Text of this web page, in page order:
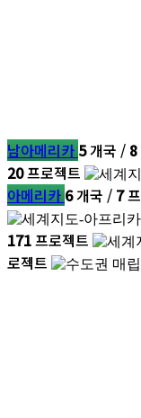
남아메리카 5개국 / 8
20프로젝트
아메리카 6개국 / 7
171프로젝트
로젝트